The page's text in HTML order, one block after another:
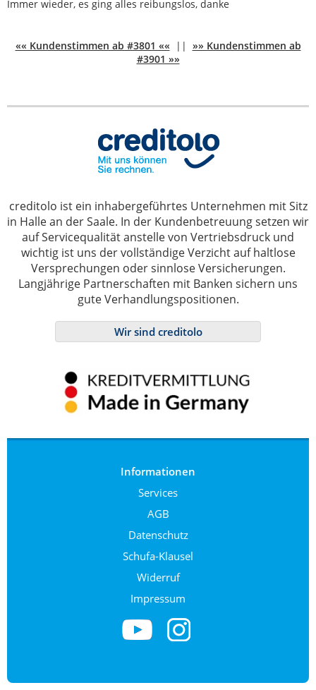
Immer wieder, es ging alles reibungslos, danke
«« Kundenstimmen ab #3801 «« || »» Kundenstimmen ab
#3901 »»
creditolo ist ein inhabergeführtes Unternehmen mit Sitz
in Halle an der Saale. In der Kundenbetreuung setzen wir
auf Servicequalität anstelle von Vertriebsdruck und
wichtig ist uns der vollständige Verzicht auf haltlose
Versprechungen oder sinnlose Versicherungen.
Langjährige Partnerschaften mit Banken sichern uns
gute Verhandlungspositionen.
Wir sind creditolo
Informationen
Services
AGB
Datenschutz
Schufa-Klausel
Widerruf
Impressum